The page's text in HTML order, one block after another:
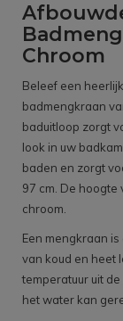
Chroom
Beleef een
badmengkraan
baduitloop zorgt
look in uw
baden en zorgt
97 cm. De hoogte
chroom.
Een mengkraan
van koud en heet
temperatuur uit
het water kan